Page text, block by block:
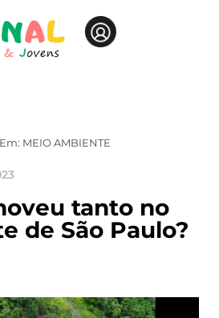
Em: MEIO AMBIENTE
tanto no
de São Paulo?